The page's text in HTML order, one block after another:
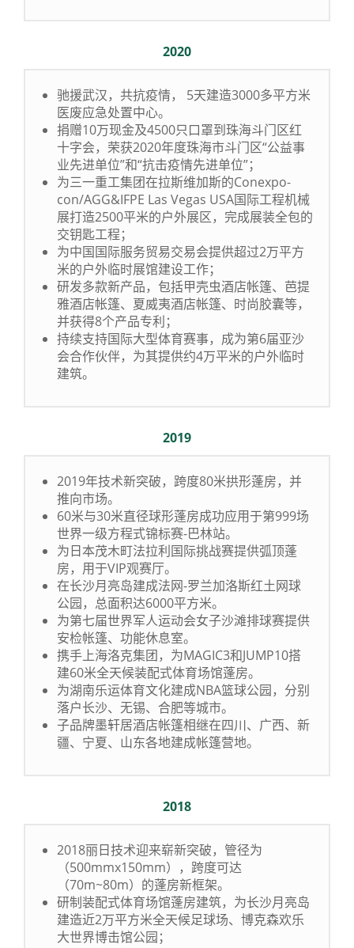
2020
驰援武汉，共抗疫情， 5天建造3000多平方米
医废应急处置中心。
捐赠10万现金及4500只口罩到珠海斗门区红
十字会，荣获2020年度珠海市斗门区“公益事
业先进单位”和“抗击疫情先进单位”；
为三一重工集团在拉斯维加斯的Conexpo-
con/AGG&IFPE Las Vegas USA国际工程机械
展打造2500平米的户外展区，完成展装全包的
交钥匙工程；
为中国国际服务贸易交易会提供超过2万平方
米的户外临时展馆建设工作；
研发多款新产品，包括甲壳虫酒店帐篷、芭提
雅酒店帐篷、夏威夷酒店帐篷、时尚胶囊等，
并获得8个产品专利；
持续支持国际大型体育赛事，成为第6届亚沙
会合作伙伴，为其提供约4万平米的户外临时
建筑。
2019
2019年技术新突破，跨度80米拱形蓬房，并
推向市场。
60米与30米直径球形蓬房成功应用于第999场
世界一级方程式锦标赛-巴林站。
为日本茂木町法拉利国际挑战赛提供弧顶蓬
房，用于VIP观赛厅。
在长沙月亮岛建成法网-罗兰加洛斯红土网球
公园，总面积达6000平方米。
为第七届世界军人运动会女子沙滩排球赛提供
安检帐篷、功能休息室。
携手上海洛克集团，为MAGIC3和JUMP10搭
建60米全天候装配式体育场馆蓬房。
为湖南乐运体育文化建成NBA篮球公园，分别
落户长沙、无锡、合肥等城市。
子品牌墨轩居酒店帐篷相继在四川、广西、新
疆、宁夏、山东各地建成帐篷营地。
2018
2018丽日技术迎来崭新突破，管径为
（500mmx150mm），跨度可达
（70m~80m）的蓬房新框架。
研制装配式体育场馆蓬房建筑，为长沙月亮岛
建造近2万平方米全天候足球场、博克森欢乐
大世界博击馆公园；